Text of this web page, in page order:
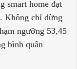
smart home đạt
Không chỉ dừng
ngưỡng 53,45
bình quân